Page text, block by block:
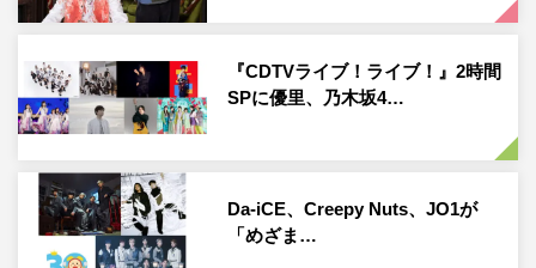
か？ なぜそこに謎のスポットが存在するのか？ その真相
濱家とスタジオゲスト陣が謎の解明に挑み、山内に指名さ
れ手元の電話が鳴った出演者が解答。誰も正解しなかった
場合は怖～い罰ゲームが。
そして、既報の「昭和のほわ～い怪事件」のラインアップ
に加え、「立ち入り注意！日本全国ほわ～いスポット」の
『CDTVライブ！ライブ！』2時間
SPに優里、乃木坂4…
Da-iCE、Creepy Nuts、JO1が
「めざま…